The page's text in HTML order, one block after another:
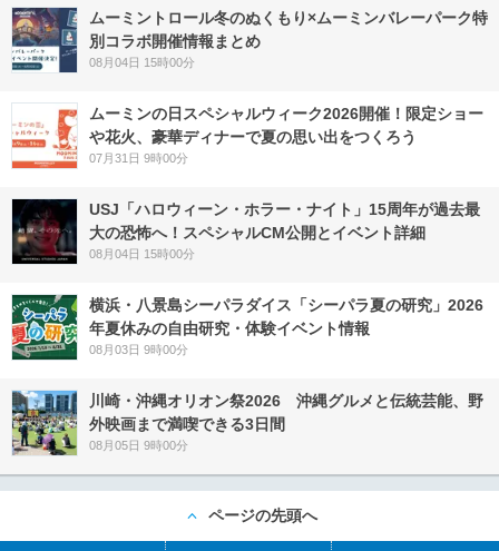
ムーミントロール冬のぬくもり×ムーミンバレーパーク特
別コラボ開催情報まとめ
08月04日 15時00分
ムーミンの日スペシャルウィーク2026開催！限定ショー
や花火、豪華ディナーで夏の思い出をつくろう
07月31日 9時00分
USJ「ハロウィーン・ホラー・ナイト」15周年が過去最
大の恐怖へ！スペシャルCM公開とイベント詳細
08月04日 15時00分
横浜・八景島シーパラダイス「シーパラ夏の研究」2026
年夏休みの自由研究・体験イベント情報
08月03日 9時00分
川崎・沖縄オリオン祭2026 沖縄グルメと伝統芸能、野
外映画まで満喫できる3日間
08月05日 9時00分
ページの先頭へ